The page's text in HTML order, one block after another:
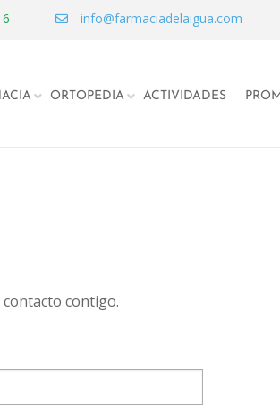
info@farmaciadelaigua.com
ORTOPEDIA ACTIVIDADES
contigo.